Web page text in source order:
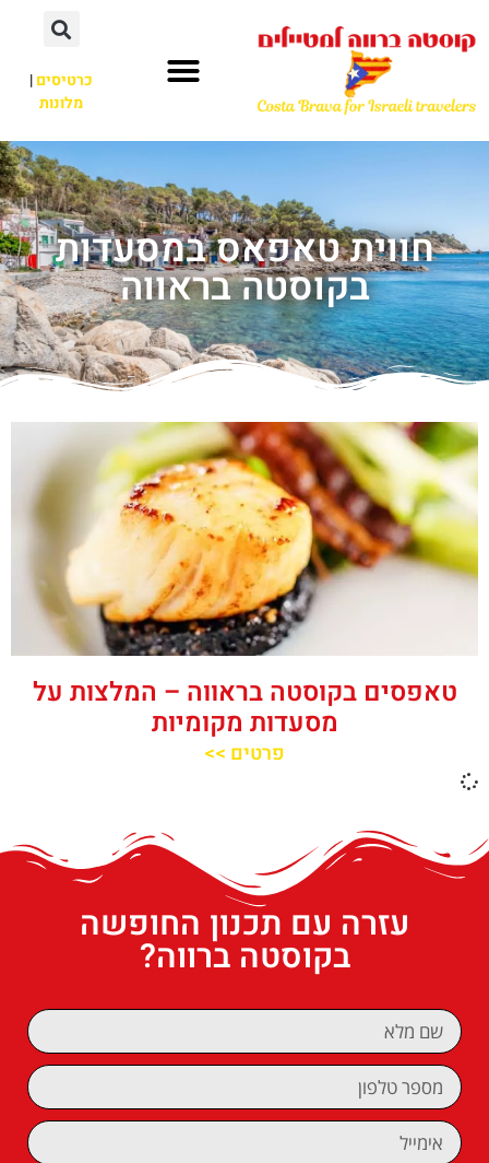
כרטיסים|
מלונות
חווית טאפאס במסעדות
בקוסטה בראווה
טאפסים בקוסטה בראווה – המלצות על
מסעדות מקומיות
פרטים >>
עזרה עם תכנון החופשה
בקוסטה ברווה?